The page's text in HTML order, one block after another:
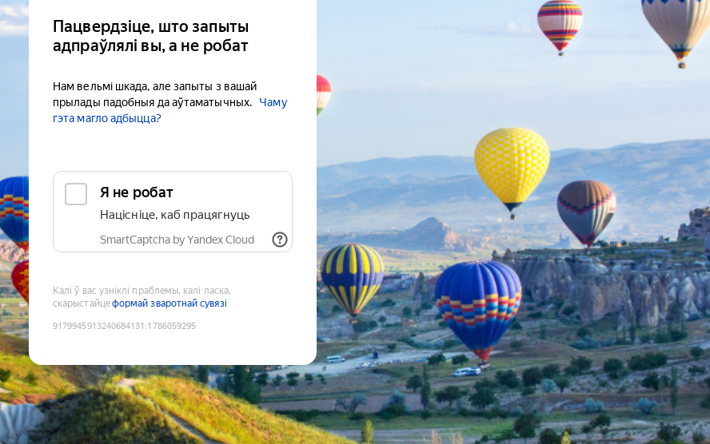
Пацвердзіце, што запыты
адпраўлялі вы, а не робат
Нам вельмі шкада, але запыты з вашай
прылады падобныя да аўтаматычных.
Чаму
гэта магло адбыцца?
Я не робат
Націсніце, каб працягнуць
SmartCaptcha by Yandex Cloud
Калі ў вас узніклі праблемы, калі ласка,
скарыстайцеформай зваротнай сувязі
9179945913240684131 :1786059295